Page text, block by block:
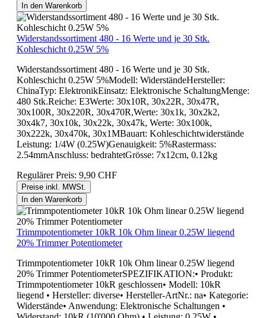
In den Warenkorb
Widerstandssortiment 480 - 16 Werte und je 30 Stk.
Kohleschicht 0.25W 5%
Widerstandssortiment 480 - 16 Werte und je 30 Stk.
Kohleschicht 0.25W 5%Modell: WiderständeHersteller:
ChinaTyp: ElektronikEinsatz: Elektronische SchaltungMenge:
480 Stk.Reiche: E3Werte: 30x10R, 30x22R, 30x47R,
30x100R, 30x220R, 30x470R,Werte: 30x1k, 30x2k2,
30x4k7, 30x10k, 30x22k, 30x47k, Werte: 30x100k,
30x222k, 30x470k, 30x1MBauart: Kohleschichtwiderstände
Leistung: 1/4W (0.25W)Genauigkeit: 5%Rastermass:
2.54mmAnschluss: bedrahtetGrösse: 7x12cm, 0.12kg
Regulärer Preis: 9,90 CHF
Preise inkl. MWSt.
In den Warenkorb
Trimmpotentiometer 10kR 10k Ohm linear 0.25W liegend
20% Trimmer Potentiometer
Trimmpotentiometer 10kR 10k Ohm linear 0.25W liegend
20% Trimmer PotentiometerSPEZIFIKATION:• Produkt:
Trimmpotentiometer 10kR geschlossen• Modell: 10kR
liegend • Hersteller: diverse• Hersteller-ArtNr.: na• Kategorie:
Widerstände• Anwendung: Elektronische Schaltungen •